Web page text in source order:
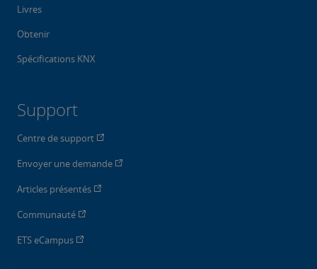
Livres
Obtenir
Spécifications KNX
Support
Centre de support
Envoyer une demande
Articles présentés
Communauté
ETS eCampus